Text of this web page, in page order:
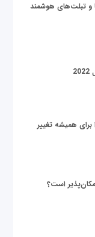
و تبلت‌های هوشمند
همیشه تغییر
است؟